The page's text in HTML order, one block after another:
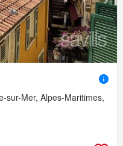
sur-Mer, Alpes-Maritimes,